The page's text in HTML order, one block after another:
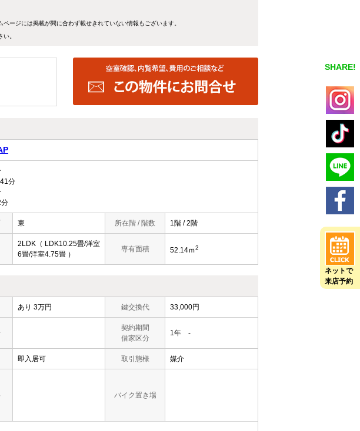
SHARE!
ネットで
来店予約
ージには掲載が間に合わず載せきれていない情報もございます。
い。
分
東 所在階 / 階数 1階 / 2階
2LDK（ LDK10.25畳/洋室
6畳/洋室4.75畳 ）
専有面積 52.14ｍ2
あり 3万円 鍵交換代 33,000円
契約期間
借家区分
1年 -
即入居可 取引態様 媒介
バイク置き場